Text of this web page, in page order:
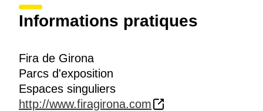
Informations pratiques
Fira de Girona
Parcs d'exposition
Espaces singuliers
http://www.firagirona.com